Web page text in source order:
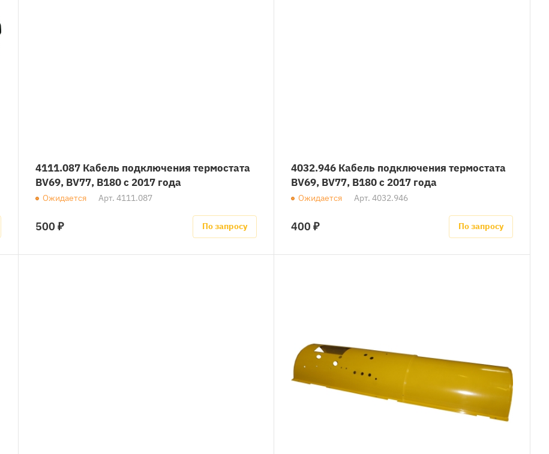
4111.087 Кабель подключения термостата
BV69, BV77, B180 с 2017 года
Ожидается Арт. 4111.087
500 ₽ По запросу
4032.946 Кабель подключения термостата
BV69, BV77, B180 с 2017 года
Ожидается Арт.4032.946
400 ₽ По запросу